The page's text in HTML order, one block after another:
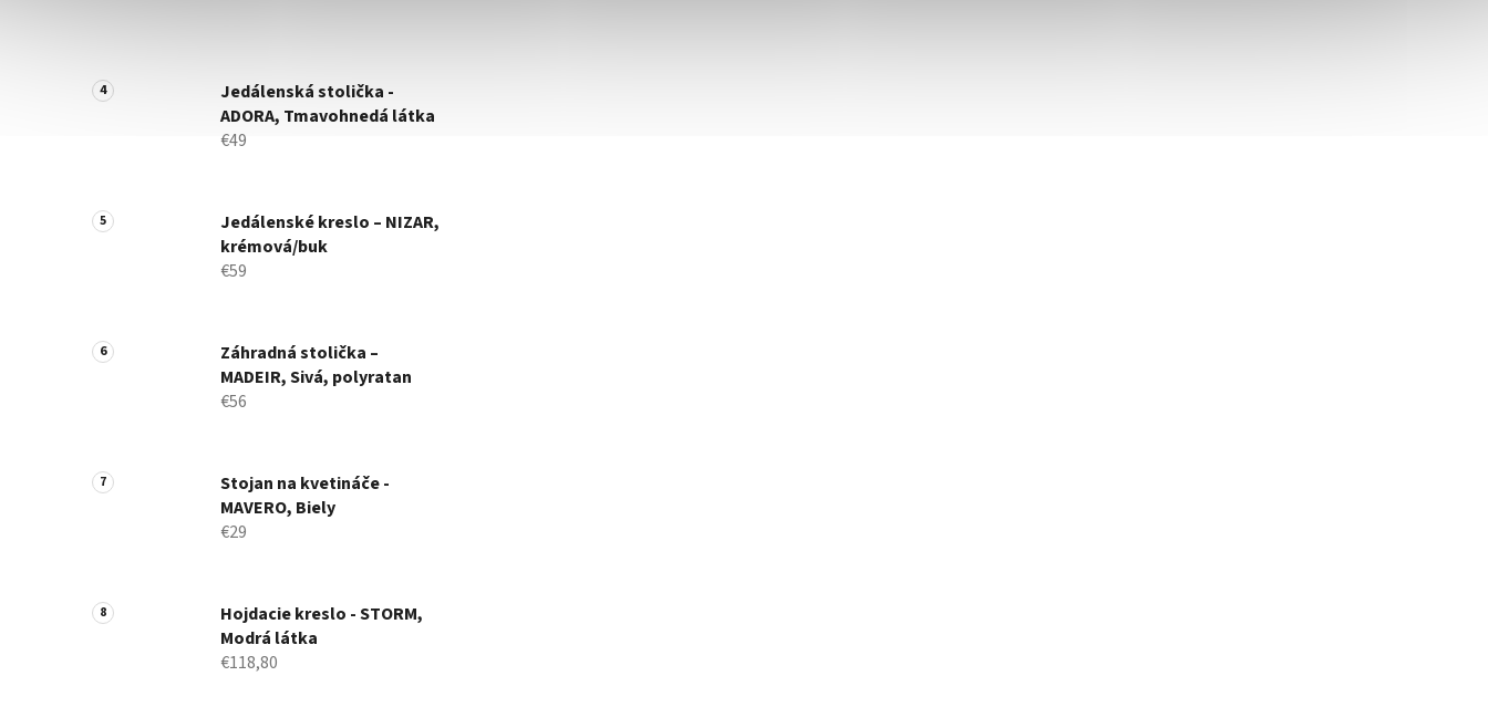
Jedálenská stolička -
ADORA, Tmavohnedá látka
€49
Jedálenské kreslo – NIZAR,
krémová/buk
€59
Záhradná stolička –
MADEIR, Sivá, polyratan
€56
Stojan na kvetináče -
MAVERO, Biely
€29
Hojdacie kreslo - STORM,
Modrá látka
€118,80